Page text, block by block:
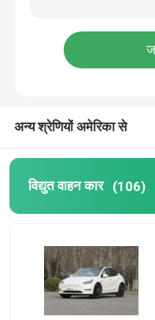
ZEEKR इलेक्ट्रिक कार
बीवाईडी ईवी कार
लिक्सियांग इलेक्ट्रिक कार
इलेक्ट्रिक एमजी कार
अन्य श्रेणियों अमेरिका से
विद्युत वाहन कार (106)